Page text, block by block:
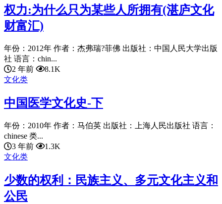
权力:为什么只为某些人所拥有(湛庐文化
财富汇)
年份：2012年 作者：杰弗瑞?菲佛 出版社：中国人民大学出版
社 语言：chin...
2 年前
8.1K
文化类
中国医学文化史-下
年份：2010年 作者：马伯英 出版社：上海人民出版社 语言：
chinese 类...
3 年前
1.3K
文化类
少数的权利：民族主义、多元文化主义和
公民